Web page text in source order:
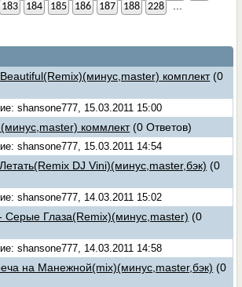
183 184 185 186 187 188 228
комплект (0
shansone777, 15.03.2011 15:00
коммлект (0 Ответов)
shansone777, 15.03.2011 14:54
DJ Vini)(минус,master,бэк) (0
shansone777, 14.03.2011 15:02
Серые Глаза(Remix)(минус,master) (0
shansone777, 14.03.2011 14:58
на Манежной(mix)(минус,master,бэк) (0